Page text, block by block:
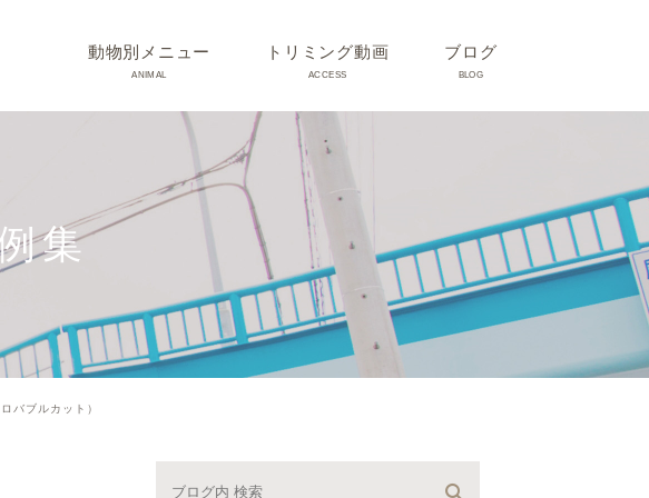
動物別メニュー
ANIMAL
ネコちゃんの病気
うさぎちゃん･その他動物の病気
トリミング動画
ACCESS
ブログ
BLOG
うさぎ、ハムスター、小鳥、
モルモットなどについて
トリミング事例集
ホリスティック医療
集
バブルカット）